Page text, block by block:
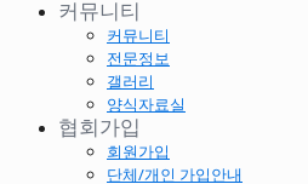
커뮤니티
커뮤니티
전문정보
갤러리
양식자료실
협회가입
회원가입
단체/개인 가입안내